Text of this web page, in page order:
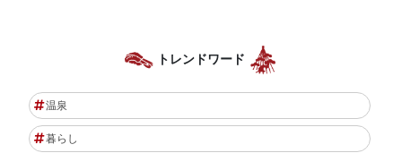
トレンドワード
温泉
暮らし